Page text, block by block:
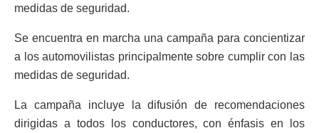
medidas de seguridad.
Se encuentra en marcha una campaña para concientizar
a los automovilistas principalmente sobre cumplir con las
medidas de seguridad.
La campaña incluye la difusión de recomendaciones
dirigidas a todos los conductores, con énfasis en los